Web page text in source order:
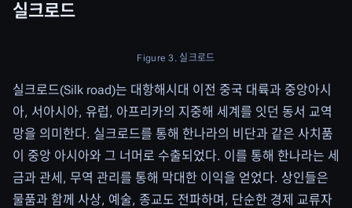
실크로드
Figure 3. 실크로드
실크로드(Silk road)는 대항해시대 이전 중국 대륙과 중앙아시
아, 서아시아, 유럽, 아프리카의 지중해 세계를 잇던 동서 교역
망을 의미한다. 실크로드를 통해 한나라의 비단과 같은 사치품
이 중앙 아시아와 그 너머로 수출되었다. 이를 통해 한나라는 세
금과 관세, 무역 관리를 통해 막대한 이익을 얻었다. 상인들은
물품과 함께 사상, 예술, 종교도 전파하며, 단순한 경제 교류자